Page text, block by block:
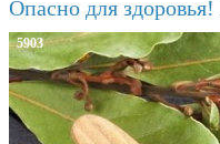
Опасно для
5903